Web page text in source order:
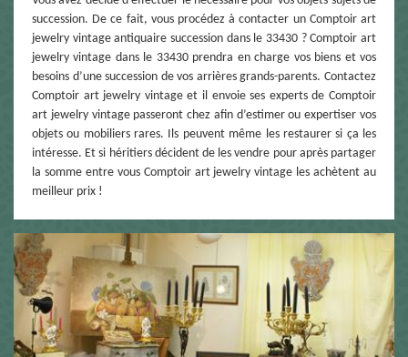
succession. De ce fait, vous procédez à contacter un Comptoir art
jewelry vintage antiquaire succession dans le 33430 ? Comptoir art
jewelry vintage dans le 33430 prendra en charge vos biens et vos
besoins d’une succession de vos arrières grands-parents. Contactez
Comptoir art jewelry vintage et il envoie ses experts de Comptoir
art jewelry vintage passeront chez afin d’estimer ou expertiser vos
objets ou mobiliers rares. Ils peuvent même les restaurer si ça les
intéresse. Et si héritiers décident de les vendre pour après partager
la somme entre vous Comptoir art jewelry vintage les achètent au
meilleur prix !